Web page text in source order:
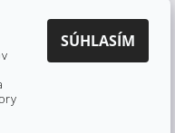
SÚHLASÍM